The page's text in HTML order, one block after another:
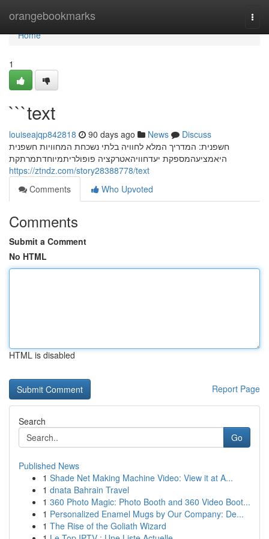
orangebookmarks
Home
Home
1
```text
louiseajqp842818 90 days ago News
Discuss
חשפנית: המדריך המלא לחוויה בלתי נשכחת המחוויות חשפנית
היאמציעהמספקת יעדחוויהאטרקציה פופולריתמיוחדתמרתקת
https://ztndz.com/story28388778/text
Comments
Who Upvoted
Comments
Submit a Comment
No HTML
HTML is disabled
Report Page
Search
Go
Published News
1 Shade Net Making Machine Video: View it at A...
1 dnata Bahrain Travel
1 360 Photo Magic: Photo Booth and 360 Video Boot...
1 Personalized Enamel Mugs by Our Company: De...
1 The Rise of the Goliath Wizard